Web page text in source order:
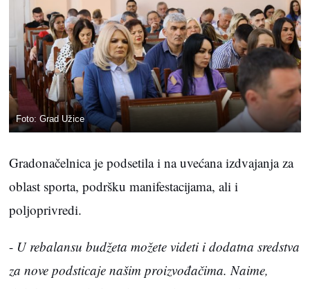
Foto: Grad Užice
Gradonačelnica je podsetila i na uvećana izdvajanja za
oblast sporta, podršku manifestacijama, ali i
poljoprivredi.
- U rebalansu budžeta možete videti i dodatna sredstva
za nove podsticaje našim proizvođačima. Naime,